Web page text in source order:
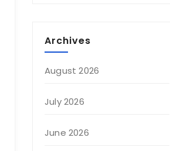
Archives
August 2026
July 2026
June 2026